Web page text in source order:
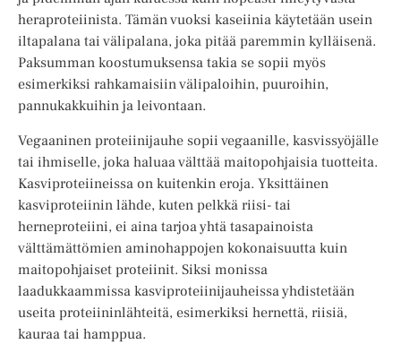
heraproteiinista. Tämän vuoksi kaseiinia käytetään usein
iltapalana tai välipalana, joka pitää paremmin kylläisenä.
Paksumman koostumuksensa takia se sopii myös
esimerkiksi rahkamaisiin välipaloihin, puuroihin,
pannukakkuihin ja leivontaan.
Vegaaninen proteiinijauhe sopii vegaanille, kasvissyöjälle
tai ihmiselle, joka haluaa välttää maitopohjaisia tuotteita.
Kasviproteiineissa on kuitenkin eroja. Yksittäinen
kasviproteiinin lähde, kuten pelkkä riisi- tai
herneproteiini, ei aina tarjoa yhtä tasapainoista
välttämättömien aminohappojen kokonaisuutta kuin
maitopohjaiset proteiinit. Siksi monissa
laadukkaammissa kasviproteiinijauheissa yhdistetään
useita proteiininlähteitä, esimerkiksi hernettä, riisiä,
kauraa tai hamppua.